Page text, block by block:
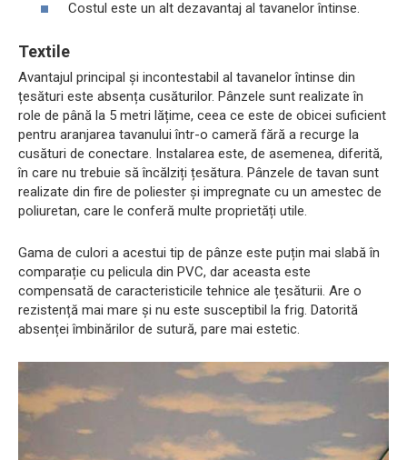
Costul este un alt dezavantaj al tavanelor întinse.
Textile
Avantajul principal și incontestabil al tavanelor întinse din
țesături este absența cusăturilor. Pânzele sunt realizate în
role de până la 5 metri lățime, ceea ce este de obicei suficient
pentru aranjarea tavanului într-o cameră fără a recurge la
cusături de conectare. Instalarea este, de asemenea, diferită,
în care nu trebuie să încălziți țesătura. Pânzele de tavan sunt
realizate din fire de poliester și impregnate cu un amestec de
poliuretan, care le conferă multe proprietăți utile.
Gama de culori a acestui tip de pânze este puțin mai slabă în
comparație cu pelicula din PVC, dar aceasta este
compensată de caracteristicile tehnice ale țesăturii. Are o
rezistență mai mare și nu este susceptibil la frig. Datorită
absenței îmbinărilor de sutură, pare mai estetic.